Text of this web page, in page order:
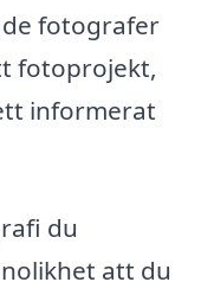
fotografer
fotoprojekt,
informerat
du
att du